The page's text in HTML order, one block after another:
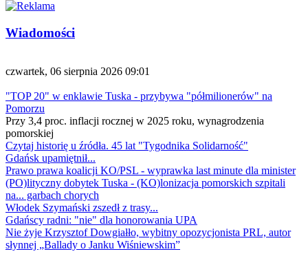
Wiadomości
czwartek, 06 sierpnia 2026 09:01
"TOP 20" w enklawie Tuska - przybywa "półmilionerów" na
Pomorzu
Przy 3,4 proc. inflacji rocznej w 2025 roku, wynagrodzenia
pomorskiej
Czytaj historię u źródła. 45 lat "Tygodnika Solidarność"
Gdańsk upamiętnił...
Prawo prawa koalicji KO/PSL - wyprawka last minute dla minister
(PO)lityczny dobytek Tuska - (KO)lonizacja pomorskich szpitali
na... garbach chorych
Włodek Szymański zszedł z trasy...
Gdańscy radni: "nie" dla honorowania UPA
Nie żyje Krzysztof Dowgiałło, wybitny opozycjonista PRL, autor
słynnej „Ballady o Janku Wiśniewskim”